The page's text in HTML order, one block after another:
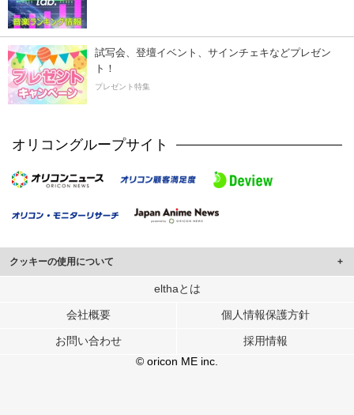
試写会、登壇イベント、サインチェキなどプレゼン
ト！
プレゼント特集
オリコングループサイト
クッキーの使用について
このサイトでは Cookie を使用して、ユーザーに合わせたコンテンツや広告の
行っています。
メディアや広告配信、データ解析の各パートナーに提供しています。
各パートナーは、この情報とユーザーが各パートナーに提供した他の情報や、
ユーザーが各パートナーのサービスを使用したときに収集した他の情報を組み
elthaとは
会社概要 個人情報保護方針
お問い合わせ
採用情報
© oricon ME inc.